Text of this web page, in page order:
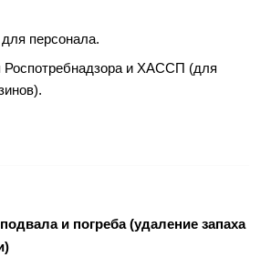
персонала.
Роспотребнадзора и ХАССП (для
и погреба (удаление запаха